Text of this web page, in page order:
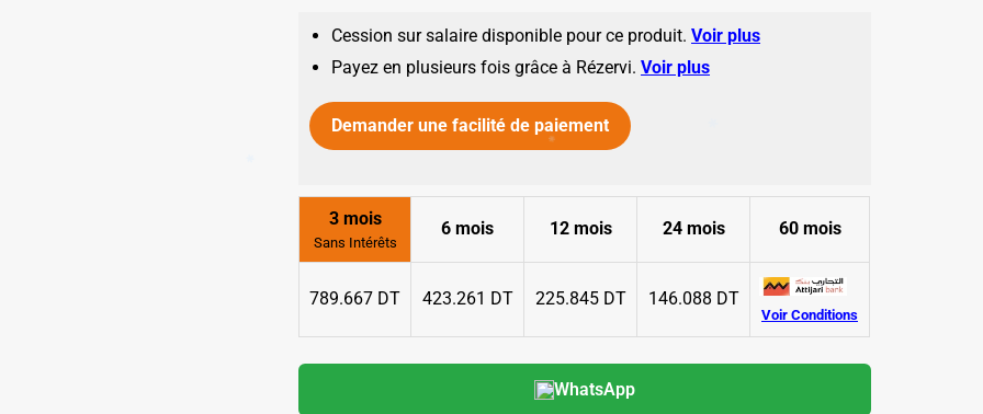
Cession sur salaire disponible pour ce produit.Voir plus
Payez en plusieurs fois grâce à Rézervi.Voir plus
Demander une facilité de paiement
3 mois
Sans Intérêts
6 mois 12 mois 24 mois 60 mois
789.667 DT 423.261 DT 225.845 DT 146.088 DT
Voir Conditions
WhatsApp
✱